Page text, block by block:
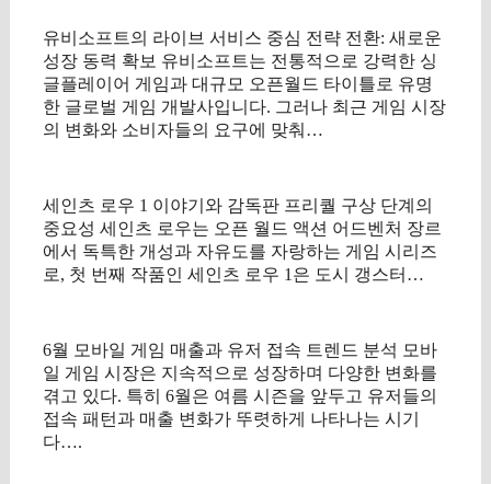
유비소프트의 라이브 서비스 중심 전략 전환: 새로운
성장 동력 확보 유비소프트는 전통적으로 강력한 싱
글플레이어 게임과 대규모 오픈월드 타이틀로 유명
한 글로벌 게임 개발사입니다. 그러나 최근 게임 시장
의 변화와 소비자들의 요구에 맞춰…
세인츠 로우 1 이야기와 감독판 프리퀄 구상 단계의
중요성 세인츠 로우는 오픈 월드 액션 어드벤처 장르
에서 독특한 개성과 자유도를 자랑하는 게임 시리즈
로, 첫 번째 작품인 세인츠 로우 1은 도시 갱스터…
6월 모바일 게임 매출과 유저 접속 트렌드 분석 모바
일 게임 시장은 지속적으로 성장하며 다양한 변화를
겪고 있다. 특히 6월은 여름 시즌을 앞두고 유저들의
접속 패턴과 매출 변화가 뚜렷하게 나타나는 시기
다….